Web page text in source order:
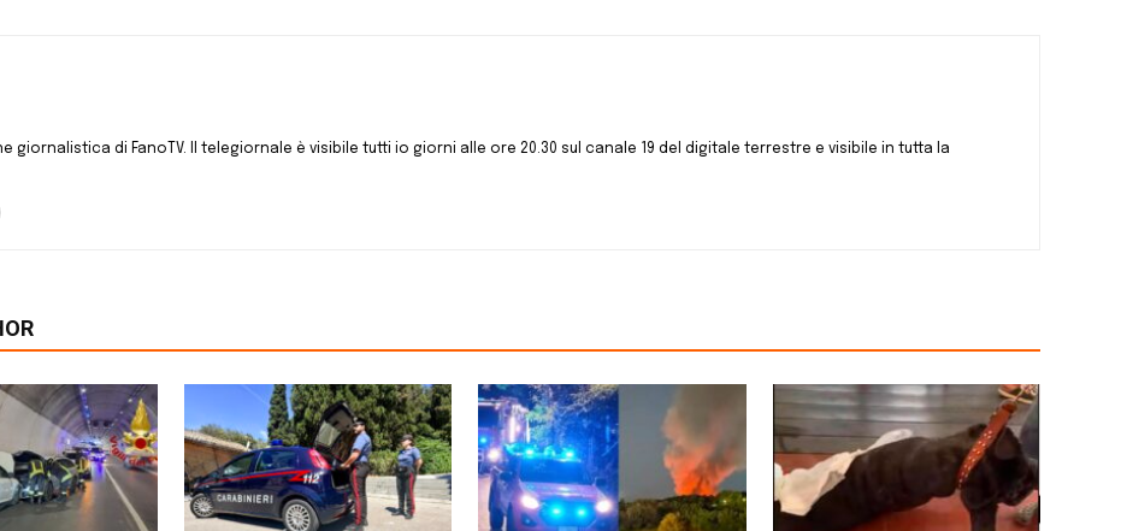
giornalistica di FanoTV. Il telegiornale è visibile tutti io giorni alle ore 20.30 sul canale 19 del digitale terrestre e visibile in tutta la